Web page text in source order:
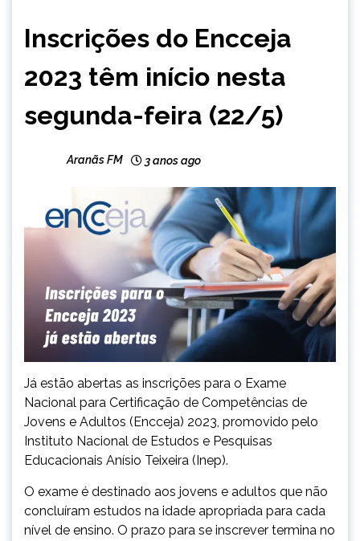
MINAS
NOTÍCIAS
Inscrições do Encceja
2023 têm início nesta
segunda-feira (22/5)
Aranãs FM 3 anos ago
Já estão abertas as inscrições para o Exame
Nacional para Certificação de Competências de
Jovens e Adultos (Encceja) 2023, promovido pelo
Instituto Nacional de Estudos e Pesquisas
Educacionais Anísio Teixeira (Inep).
O exame é destinado aos jovens e adultos que não
concluíram estudos na idade apropriada para cada
nível de ensino. O prazo para se inscrever termina no